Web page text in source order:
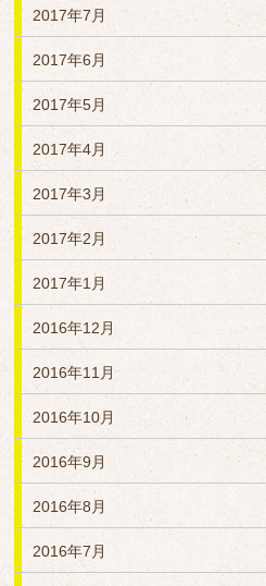
2017年7月
2017年6月
2017年5月
2017年4月
2017年3月
2017年2月
2017年1月
2016年12月
2016年11月
2016年10月
2016年9月
2016年8月
2016年7月